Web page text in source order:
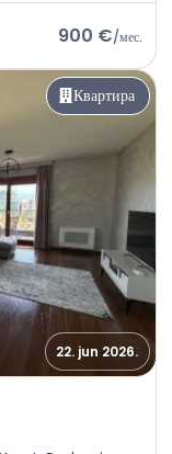
900 €/мес.
Квартира
22. jun 2026.
Kvart